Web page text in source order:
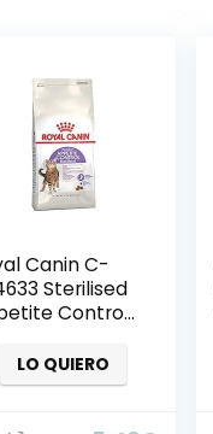
Canin C-
Sterilised
Control
LO QUIERO